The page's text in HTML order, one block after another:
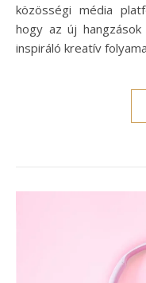
közösségi média
hogy az új
inspiráló kreatív